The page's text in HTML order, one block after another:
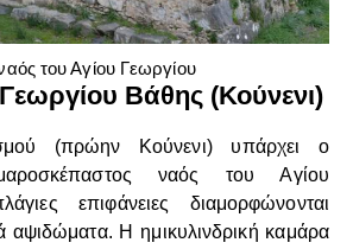
του Αγίου Γεωργίου
Βάθης (Κούνενι)
(πρώην Κούνενι) υπάρχει ο
ναός του Αγίου
επιφάνειες διαμορφώνονται
αψιδώματα. Η ημικυλινδρική καμάρα